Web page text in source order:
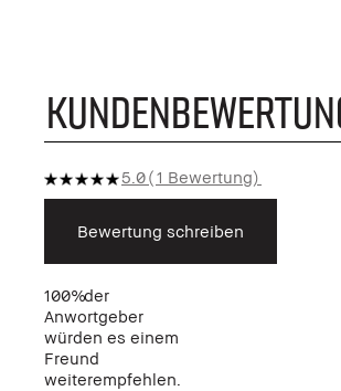
5.0 1 Bewertung
Bewertung schreiben
100%der
Anwortgeber
würden es einem
Freund
weiterempfehlen.